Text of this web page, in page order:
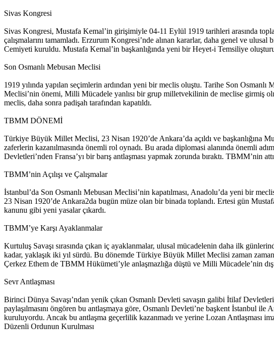
Sivas Kongresi
Sivas Kongresi, Mustafa Kemal’in girişimiyle 04-11 Eylül 1919 tarihleri arasında
çalışmalarını tamamladı. Erzurum Kongresi’nde alınan kararlar, daha genel ve
Cemiyeti kuruldu. Mustafa Kemal’in başkanlığında yeni bir Heyet-i Temsiliye
Son Osmanlı Mebusan Meclisi
1919 yılında yapılan seçimlerin ardından yeni bir meclis oluştu. Tarihe Son Osmanlı
Meclisi’nin önemi, Milli Mücadele yanlısı bir grup milletvekilinin de meclise girmiş
meclis, daha sonra padişah tarafından kapatıldı.
TBMM DÖNEMİ
Türkiye Büyük Millet Meclisi, 23 Nisan 1920’de Ankara’da açıldı ve başkanlığına
zaferlerin kazanılmasında önemli rol oynadı. Bu arada diplomasi alanında önemli
Devletleri’nden Fransa’yı bir barış antlaşması yapmak zorunda bıraktı. TBMM’nin
TBMM’nin Açılışı ve Çalışmalar
İstanbul’da Son Osmanlı Mebusan Meclisi’nin kapatılması, Anadolu’da yeni bir
23 Nisan 1920’de Ankara2da bugün müze olan bir binada toplandı. Ertesi gün
kanunu gibi yeni yasalar çıkardı.
TBMM’ye Karşı Ayaklanmalar
Kurtuluş Savaşı sırasında çıkan iç ayaklanmalar, ulusal mücadelenin daha ilk
kadar, yaklaşık iki yıl sürdü. Bu dönemde Türkiye Büyük Millet Meclisi zaman zaman
Çerkez Ethem de TBMM Hükümeti’yle anlaşmazlığa düştü ve Milli Mücadele’nin
Sevr Antlaşması
Birinci Dünya Savaşı’ndan yenik çıkan Osmanlı Devleti savaşın galibi İtilaf
paylaşılmasını öngören bu antlaşmaya göre, Osmanlı Devleti’ne başkent İstanbul
kuruluyordu. Ancak bu antlaşma geçerlilik kazanmadı ve yerine Lozan Antlaşması
Düzenli Ordunun Kurulması